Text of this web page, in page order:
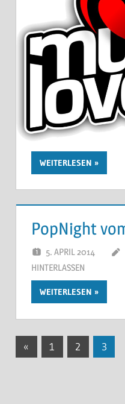
WEITERLESEN
PopNight
5. APRIL 2014
HINTERLASSEN
WEITERLESEN
« Vorherige
1 2 3